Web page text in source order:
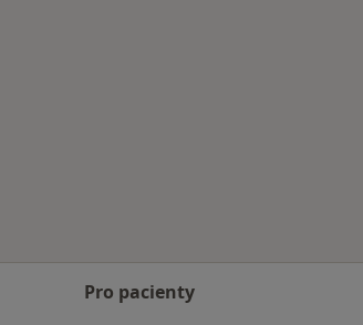
Pro pacienty